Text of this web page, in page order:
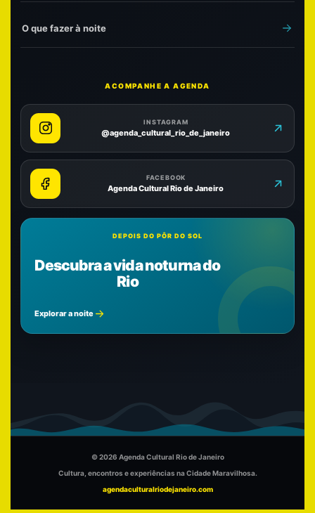
O que fazer à noite
ACOMPANHE A AGENDA
INSTAGRAM
@agenda_cultural_rio_de_janeiro
FACEBOOK
Agenda Cultural Rio de Janeiro
DEPOIS DO PÔR DO SOL
Descubra a vida noturna do
Rio
Explorar a noite
© 2026 Agenda Cultural Rio de Janeiro
Cultura, encontros e experiências na Cidade Maravilhosa.
agendaculturalriodejaneiro.com